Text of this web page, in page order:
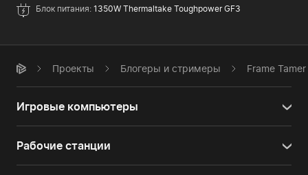
Блок питания: 1350W Thermaltake Toughpower GF3
Проекты Блогеры и стримеры Frame Tamer
Игровые компьютеры
Рабочие станции